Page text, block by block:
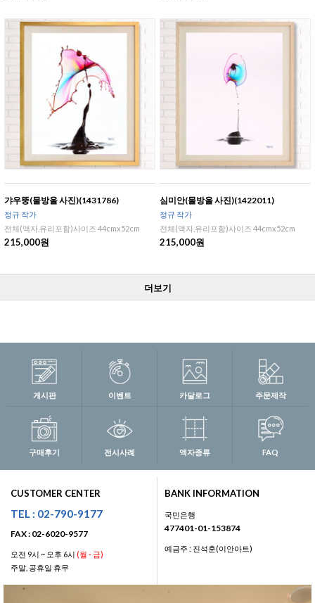
갸우뚱(물방울 사진)(1431786)
정규 작가
전체(액자,유리포함)사이즈 44cmx52cm
215,000원
심미안(물방울 사진)(1422011)
정규 작가
전체(액자,유리포함)사이즈 44cmx52cm
215,000원
더보기
게시판 이벤트 카달로그 주문제작
구매후기 전시사례 액자종류 FAQ
CUSTOMER CENTER
TEL : 02-790-9177
FAX : 02-6020-9577
오전 9시 ~ 오후 6시 (월 - 금)
주말, 공휴일 휴무
BANK INFORMATION
국민은행
477401-01-153874
예금주 : 진석훈(이안아트)